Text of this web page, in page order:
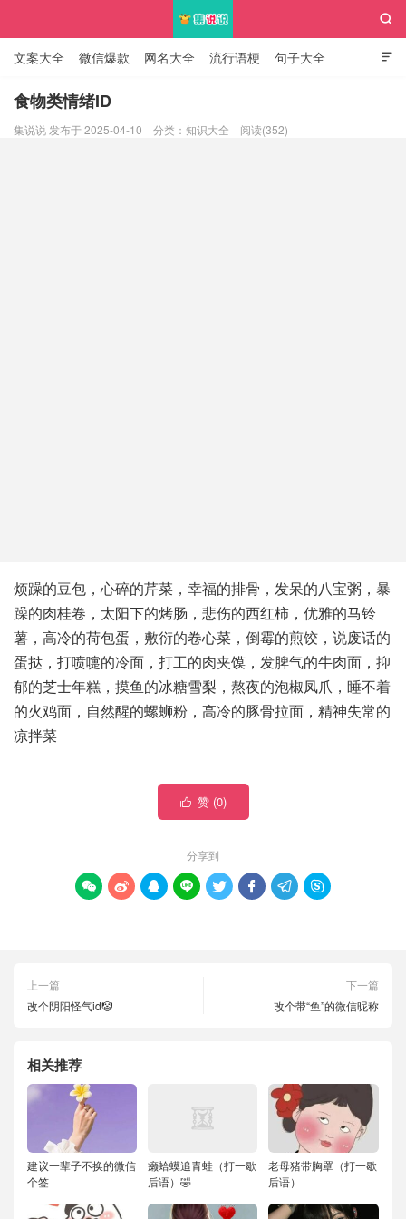

文案大全 微信爆款 网名大全 流行语梗 句子大全
知识大全

食物类情绪ID
集说说 发布于 2025-04-10 分类： 知识大全 阅读(352)
烦躁的豆包，心碎的芹菜，幸福的排骨，发呆的八宝粥，暴
躁的肉桂卷，太阳下的烤肠，悲伤的西红柿，优雅的马铃
薯，高冷的荷包蛋，敷衍的卷心菜，倒霉的煎饺，说废话的
蛋挞，打喷嚏的冷面，打工的肉夹馍，发脾气的牛肉面，抑
郁的芝士年糕，摸鱼的冰糖雪梨，熬夜的泡椒凤爪，睡不着
的火鸡面，自然醒的螺蛳粉，高冷的豚骨拉面，精神失常的
凉拌菜
 赞 (0)
分享到
       
上一篇
改个阴阳怪气id🤡
下一篇
改个带“鱼”的微信昵称
相关推荐
建议一辈子不换的微信
个签
癞蛤蟆追青蛙（打一歇
后语）🤣
老母猪带胸罩（打一歇
后语）